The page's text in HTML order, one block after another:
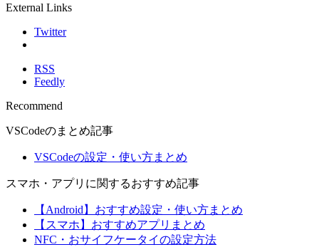
External Links
Twitter
RSS
Feedly
Recommend
VSCodeのまとめ記事
VSCodeの設定・使い方まとめ
スマホ・アプリに関するおすすめ記事
【Android】おすすめ設定・使い方まとめ
【スマホ】おすすめアプリまとめ
NFC・おサイフケータイの設定方法